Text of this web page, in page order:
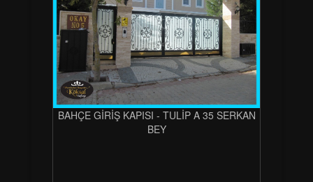
BAHÇE GİRİŞ KAPISI - TULİP A 35 SERKAN
BEY